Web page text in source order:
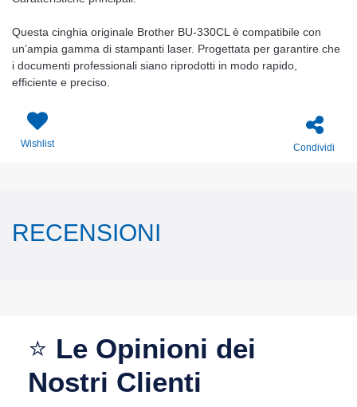
Questa cinghia originale Brother BU-330CL è compatibile con
un’ampia gamma di stampanti laser. Progettata per garantire che
i documenti professionali siano riprodotti in modo rapido,
efficiente e preciso.
Wishlist Condividi
RECENSIONI
⭐ Le Opinioni dei
Nostri Clienti